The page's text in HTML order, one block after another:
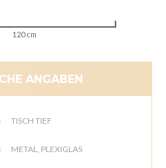
120 cm
ANGABEN
TISCH TIEF
METAL, PLEXIGLAS